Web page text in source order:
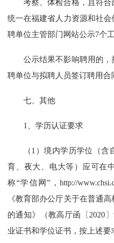
考察、体检合格，且符
统一在福建省人力资源和社
聘单位主管部门网站公示7个工
公示结果不影响聘用的
聘单位与拟聘人员签订聘用合
七、其他
1、学历认证要求
（1）境内学历学位（
育、夜大、电大等）应可在
称“学信网”，http://
《教育部办公厅关于在普通
的通知》（教高厅函〔2020
业证书和学位证书，按上述要